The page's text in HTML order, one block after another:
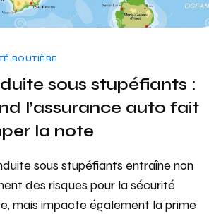
ROUTIÈRE
sous stupéfiants :
l’assurance auto fait
la note
sous stupéfiants entraîne non
des risques pour la sécurité
mais impacte également la prime